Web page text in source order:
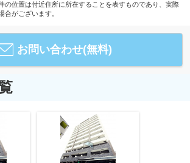
の位置は付近住所に所在することを表すものであり、実際
合がございます。
お問い合わせ(無料)